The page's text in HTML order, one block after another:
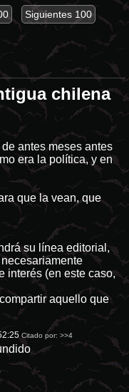
Siguientes 100
chilena
antes meses antes
era la política, y en
que la vean, que
su línea editorial,
interés (en este caso,
aquello que
Citado por:>>4